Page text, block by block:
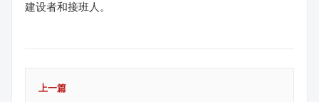
建设者和接班人。
上一篇